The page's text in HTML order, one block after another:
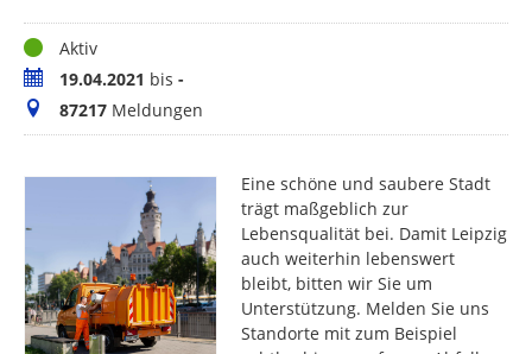
StatusAktiv
Zeitraum19.04.2021 bis -
Meldungen
87217 Meldungen
Eine schöne und saubere Stadt
trägt maßgeblich zur
Lebensqualität bei. Damit Leipzig
auch weiterhin lebenswert
bleibt, bitten wir Sie um
Unterstützung. Melden Sie uns
Standorte mit zum Beispiel